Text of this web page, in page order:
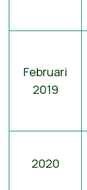
Februari
2019
2020